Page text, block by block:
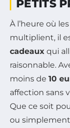
PETITS
À l’heure où
multiplient, il
cadeaux qui
raisonnable.
moins de 10
affection sans
Que ce soit
ou